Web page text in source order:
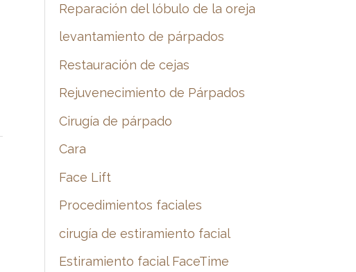
Reparación del lóbulo de la oreja
levantamiento de párpados
Restauración de cejas
Rejuvenecimiento de Párpados
Cirugía de párpado
Cara
Face Lift
Procedimientos faciales
cirugía de estiramiento facial
Estiramiento facial FaceTime